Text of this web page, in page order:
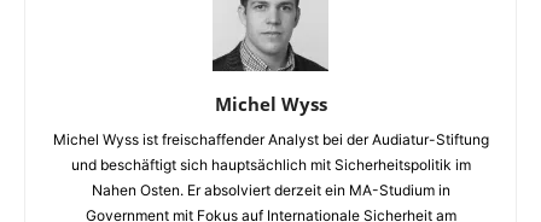
Michel Wyss
Michel Wyss ist freischaffender Analyst bei der Audiatur-Stiftung
und beschäftigt sich hauptsächlich mit Sicherheitspolitik im
Nahen Osten. Er absolviert derzeit ein MA-Studium in
Government mit Fokus auf Internationale Sicherheit am